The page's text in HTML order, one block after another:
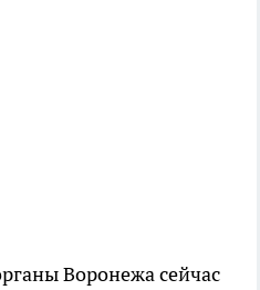
Воронежа сейчас